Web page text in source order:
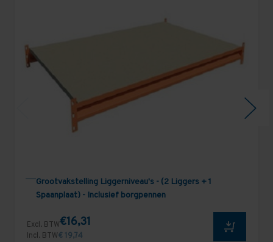
Grootvakstelling Liggerniveau's - (2 Liggers + 1
Spaanplaat) - Inclusief borgpennen
Excl. BTW€16,31
Incl. BTW€ 19,74